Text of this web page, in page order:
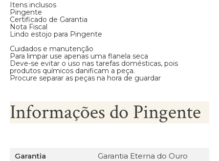
Itens inclusos
Pingente
Certificado de Garantia
Nota Fiscal
Lindo estojo para Pingente
Cuidados e manutenção
Para limpar use apenas uma flanela seca
Deve-se evitar o uso nas tarefas domésticas, pois
produtos químicos danificam a peça.
Procure separar as peças na hora de guardar
Informações do Pingente
Garantia
Garantia Eterna do Ouro